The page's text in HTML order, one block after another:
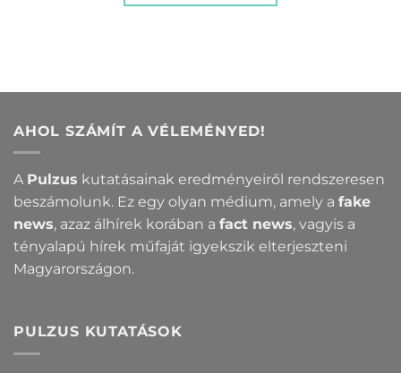
AHOL SZÁMÍT A VÉLEMÉNYED!
A Pulzus kutatásainak eredményeiről rendszeresen
beszámolunk. Ez egy olyan médium, amely a fake
news, azaz álhírek korában a fact news, vagyis a
tényalapú hírek műfaját igyekszik elterjeszteni
Magyarországon.
PULZUS KUTATÁSOK